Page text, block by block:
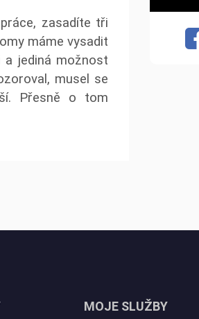
zasadíte tři
máme vysadit
a jediná možnost
musel se
Přesně o tom
MOJE SLUŽBY